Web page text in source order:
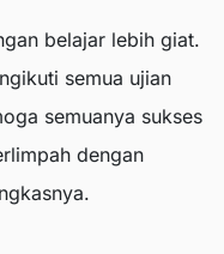
belajar lebih giat.
semua ujian
semuanya sukses
dengan